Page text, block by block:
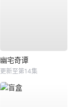
幽宅奇谭
更新至第14集